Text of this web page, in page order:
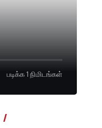
படிக்க 1 நிமிடங்கள்